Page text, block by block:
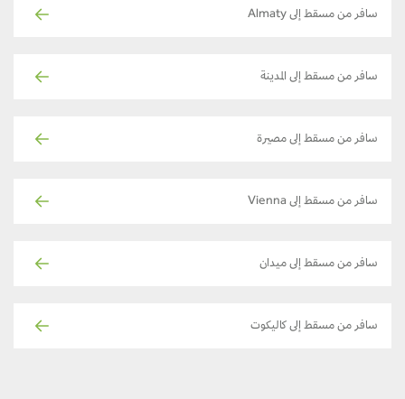
سافر من مسقط إلى Almaty
سافر من مسقط إلى المدينة
سافر من مسقط إلى مصيرة
سافر من مسقط إلى Vienna
سافر من مسقط إلى ميدان
سافر من مسقط إلى كاليكوت